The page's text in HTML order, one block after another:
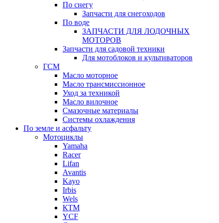
По снегу
Запчасти для снегоходов
По воде
ЗАПЧАСТИ ДЛЯ ЛОДОЧНЫХ
МОТОРОВ
Запчасти для садовой техники
Для мотоблоков и культиваторов
ГСМ
Масло моторное
Масло трансмиссионное
Уход за техникой
Масло вилочное
Смазочные материалы
Системы охлаждения
По земле и асфальту
Мотоциклы
Yamaha
Racer
Lifan
Avantis
Kayo
Irbis
Wels
КТМ
YCF